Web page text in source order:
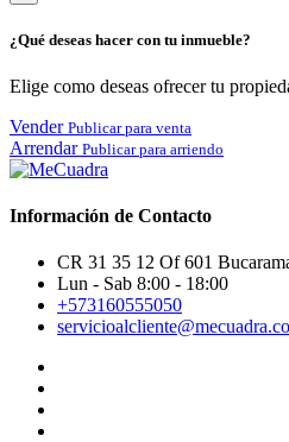
¿Qué deseas hacer con tu inmueble?
Elige como deseas ofrecer tu
Vender Publicar para venta
Arrendar Publicar para arriendo
Información de Contacto
CR 31 35 12 Of 601
Lun - Sab 8:00 - 18:00
+573160555050